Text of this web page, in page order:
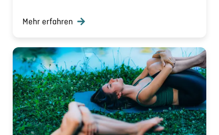
Mehr erfahren